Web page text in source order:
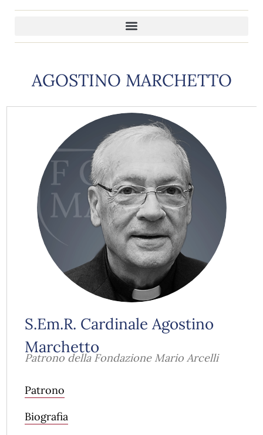
AGOSTINO MARCHETTO
S.Em.R. Cardinale Agostino
Marchetto
Patrono della Fondazione Mario Arcelli
Patrono
Biografia